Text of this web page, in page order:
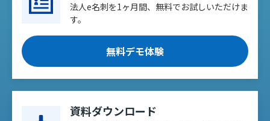
法人e名刺を1ヶ月間、無料でお試しいただけま
す。
無料デモ体験
資料ダウンロード